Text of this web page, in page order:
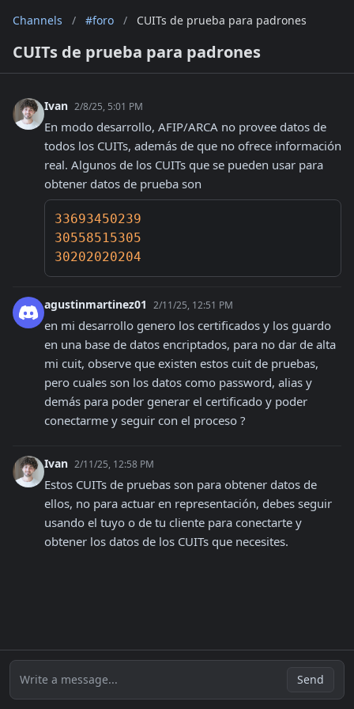
Channels / #foro / CUITs de prueba para padrones
CUITs de prueba para padrones
Ivan 2/8/25, 5:01 PM
En modo desarrollo, AFIP/ARCA no provee datos de
todos los CUITs, además de que no ofrece información
real. Algunos de los CUITs que se pueden usar para
obtener datos de prueba son
33693450239
30558515305
30202020204
agustinmartinez01 2/11/25, 12:51 PM
en mi desarrollo genero los certificados y los guardo
en una base de datos encriptados, para no dar de alta
mi cuit, observe que existen estos cuit de pruebas,
pero cuales son los datos como password, alias y
demás para poder generar el certificado y poder
conectarme y seguir con el proceso ?
Ivan 2/11/25, 12:58 PM
Estos CUITs de pruebas son para obtener datos de
ellos, no para actuar en representación, debes seguir
usando el tuyo o de tu cliente para conectarte y
obtener los datos de los CUITs que necesites.
Write a message... Send